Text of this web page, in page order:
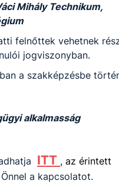
Mihály Technikum,
felnőttek vehetnek
jogviszonyban.
a szakképzésbe
alkalmasság
ITT , az érintett
a kapcsolatot.